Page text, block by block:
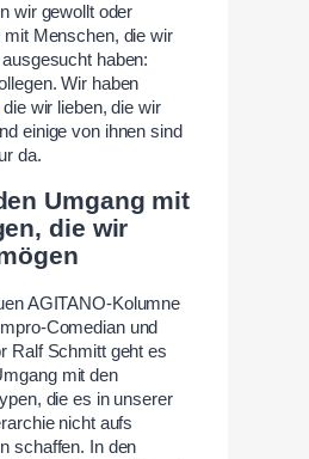
wir gewollt oder
mit Menschen, die wir
haben:
Wir haben
die wir lieben, die wir
einige von ihnen sind
da.
Umgang mit
die wir
AGITANO-Kolumne
Comedian und
Ralf Schmitt geht es
mit den
die es in unserer
nicht aufs
schaffen. In den